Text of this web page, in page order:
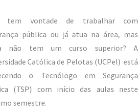
tem vontade de trabalhar com
pública ou já atua na área, mas
não tem um curso superior? A
Católica de Pelotas (UCPel) está
o Tecnólogo em Segurança
(TSP) com início das aulas neste
semestre.